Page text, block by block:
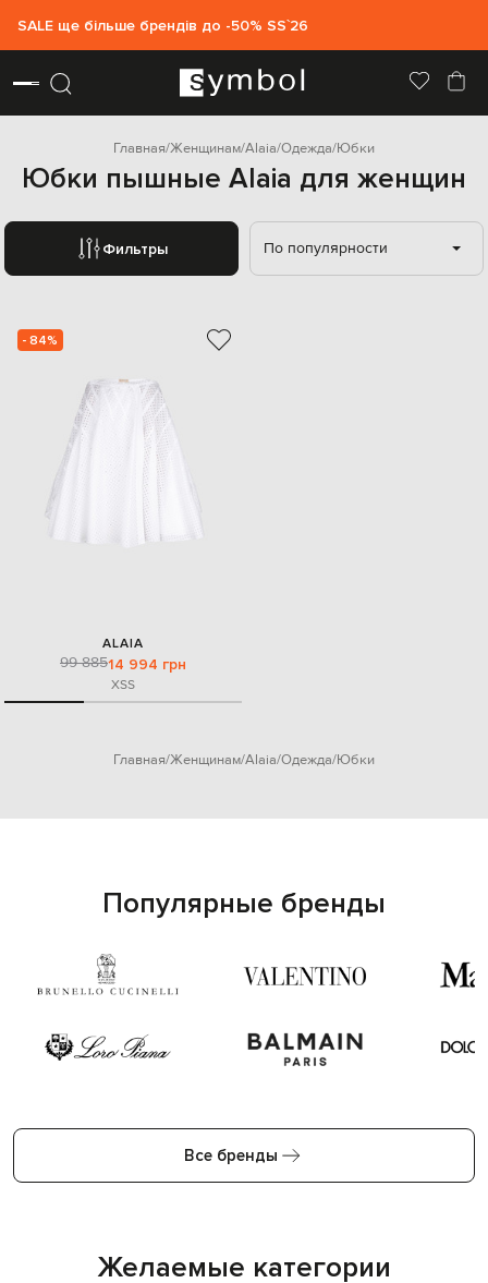
SALE ще більше брендів до -50% SS`26
Главная Женщинам Alaia Одежда Юбки
Юбки пышные Alaia для женщин
Фильтры По популярности
- 84%
ALAIA
99 88514 994 грн
XSS
Главная Женщинам Alaia Одежда Юбки
Популярные бренды
Все бренды
Желаемые категории